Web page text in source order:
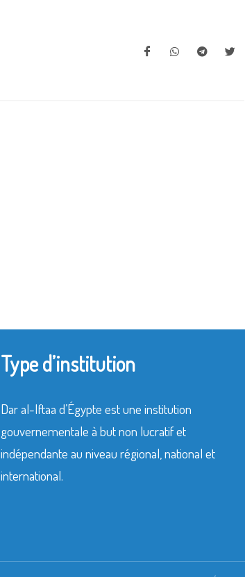
Type d’institution
Dar al-Iftaa d’Égypte est une institution
gouvernementale à but non lucratif et
indépendante au niveau régional, national et
international.